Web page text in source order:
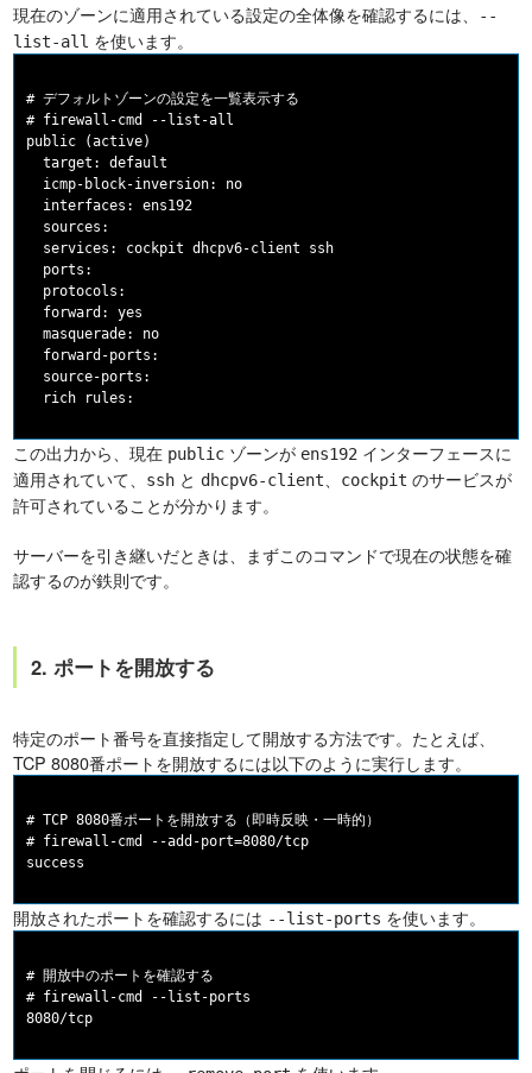
現在のゾーンに適用されている設定の全体像を確認するには、
--
list-all を使います。
# デフォルトゾーンの設定を一覧表示する
# firewall-cmd --list-all
public (active)
  target: default
  icmp-block-inversion: no
  interfaces: ens192
  sources:
  services: cockpit dhcpv6-client ssh
  ports:
  protocols:
  forward: yes
  masquerade: no
  forward-ports:
  source-ports:
この出力から、現在 public ゾーンが ens192 インターフェースに
適用されていて、
ssh と dhcpv6-client cockpit のサービスが
許可されていることが分かります。
サーバーを引き継いだときは、まずこのコマンドで現在の状態を確
認するのが鉄則です。
2. ポートを開放する
特定のポート番号を直接指定して開放する方法です。たとえば、
TCP 8080番ポートを開放するには以下のように実行します。
# TCP 8080番ポートを開放する（即時反映・一時的）
# firewall-cmd --add-port=8080/tcp
開放されたポートを確認するには --list-ports を使います。
# 開放中のポートを確認する
# firewall-cmd --list-ports